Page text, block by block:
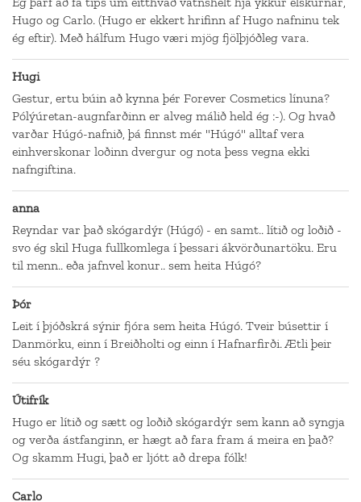
Hugo og Carlo. (Hugo er ekkert hrifinn af Hugo nafninu tek
ég eftir). Með hálfum Hugo væri mjög fjölþjóðleg vara.
Hugi
Gestur, ertu búin að kynna þér Forever Cosmetics línuna?
Pólýúretan-augnfarðinn er alveg málið held ég :-). Og hvað
varðar Húgó-nafnið, þá finnst mér "Húgó" alltaf vera
einhverskonar loðinn dvergur og nota þess vegna ekki
nafngiftina.
anna
Reyndar var það skógardýr (Húgó) - en samt.. lítið og loðið -
svo ég skil Huga fullkomlega í þessari ákvörðunartöku. Eru
til menn.. eða jafnvel konur.. sem heita Húgó?
Þór
Leit í þjóðskrá sýnir fjóra sem heita Húgó. Tveir búsettir í
Danmörku, einn í Breiðholti og einn í Hafnarfirði. Ætli þeir
séu skógardýr ?
Útifrík
Hugo er lítið og sætt og loðið skógardýr sem kann að syngja
og verða ástfanginn, er hægt að fara fram á meira en það?
Og skamm Hugi, það er ljótt að drepa fólk!
Carlo